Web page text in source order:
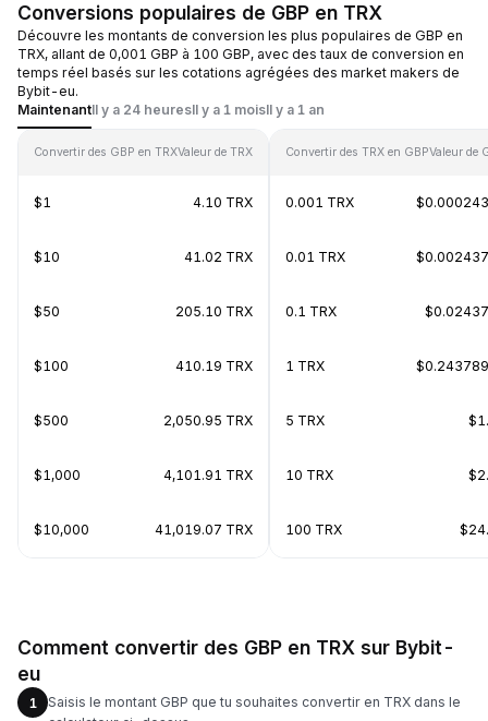
Conversions populaires de GBP en TRX
Découvre les montants de conversion les plus populaires de GBP en
TRX, allant de 0,001 GBP à 100 GBP, avec des taux de conversion en
temps réel basés sur les cotations agrégées des market makers de
Bybit-eu.
MaintenantIl y a 24 heuresIl y a 1 moisIl y a 1 an
Convertir des GBP en TRXValeur de TRX
$1 4.10 TRX
$10 41.02 TRX
$50 205.10 TRX
$100 410.19 TRX
$500 2,050.95 TRX
$1,000 4,101.91 TRX
$10,000 41,019.07 TRX
Convertir des TRX en GBPValeur de
0.001 TRX
0.01 TRX
0.1 TRX
1 TRX
5 TRX
10 TRX
100 TRX
Comment convertir des GBP en TRX sur Bybit-
eu
1
Saisis le montant GBP que tu souhaites convertir en TRX dans le